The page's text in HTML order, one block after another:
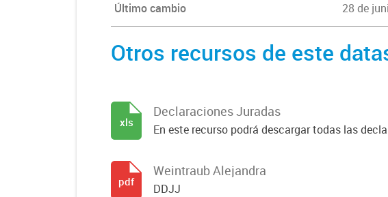
Último cambio 28 de
Otros recursos de este
Declaraciones Juradas
En este recurso podrá descargar todas las
xls
Weintraub Alejandra
DDJJ
pdf